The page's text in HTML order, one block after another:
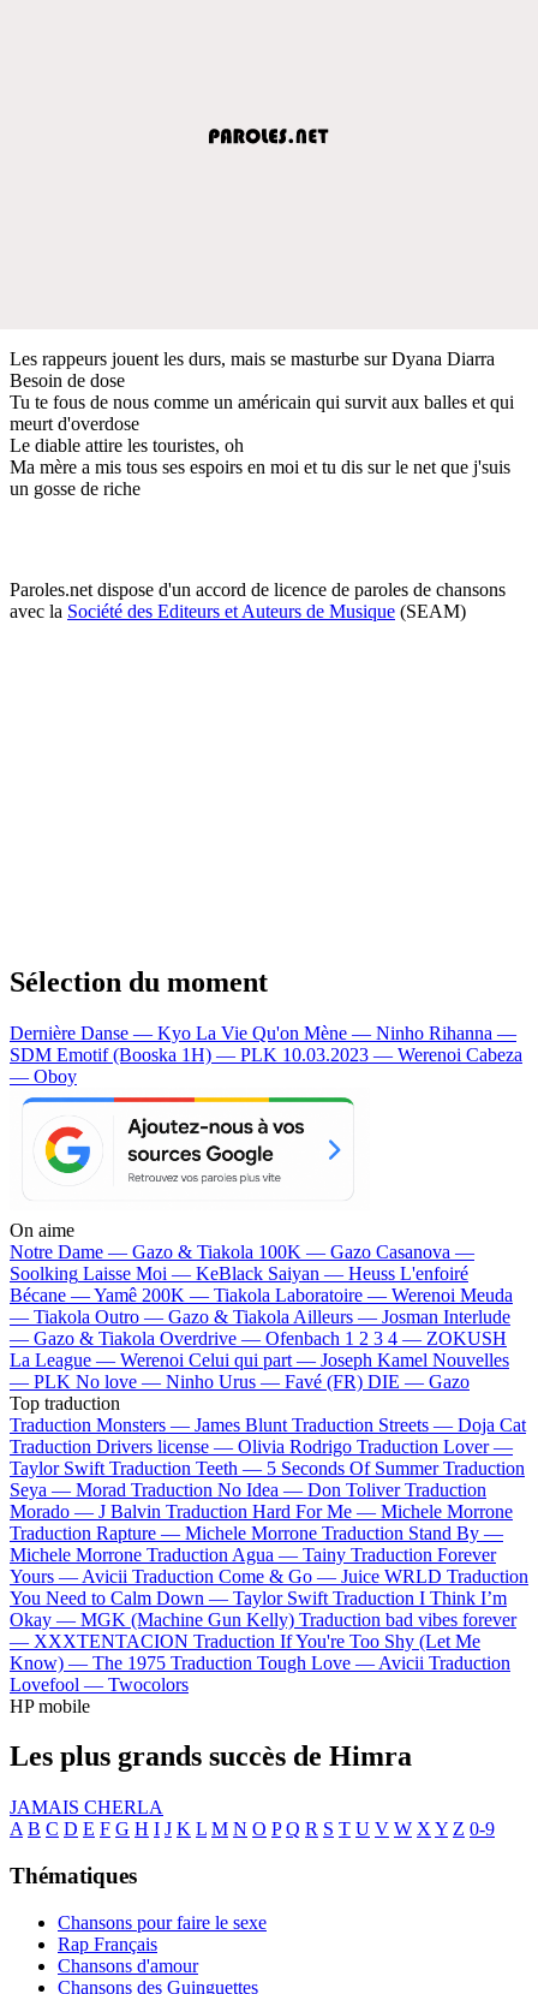
Les rappeurs jouent les durs, mais se masturbe sur Dyana Diarra
Besoin de dose
Tu te fous de nous comme un américain qui survit aux balles et qui
meurt d'overdose
Le diable attire les touristes, oh
Ma mère a mis tous ses espoirs en moi et tu dis sur le net que j'suis
un gosse de riche
Paroles.net dispose d'un accord de licence de paroles de chansons
avec la Société des Editeurs et Auteurs de Musique (SEAM)
Sélection du moment
Dernière Danse — Kyo La Vie Qu'on Mène — Ninho Rihanna —
SDM Emotif (Booska 1H) — PLK 10.03.2023 — Werenoi Cabeza
— Oboy
On aime
Notre Dame — Gazo & Tiakola 100K — Gazo Casanova —
Soolking Laisse Moi — KeBlack Saiyan — Heuss L'enfoiré
Bécane —Yamê 200K — Tiakola Laboratoire — Werenoi Meuda
— Tiakola Outro — Gazo & Tiakola Ailleurs — Josman Interlude
— Gazo & Tiakola Overdrive — Ofenbach 1 2 3 4 — ZOKUSH
La League — Werenoi Celui qui part — Joseph Kamel Nouvelles
— PLK No love — Ninho Urus — Favé (FR) DIE — Gazo
Top traduction
Traduction Monsters — James Blunt Traduction Streets — Doja Cat
Traduction Drivers license — Olivia Rodrigo Traduction Lover —
Taylor Swift Traduction Teeth — 5 Seconds Of Summer Traduction
Seya — Morad Traduction No Idea — Don Toliver Traduction
Morado — J Balvin Traduction Hard For Me — Michele Morrone
Traduction Rapture — Michele Morrone Traduction Stand By —
Michele Morrone Traduction Agua — Tainy Traduction Forever
Yours — Avicii Traduction Come & Go — Juice WRLD Traduction
You Need to Calm Down — Taylor Swift Traduction I Think I’m
Okay — MGK (Machine Gun Kelly) Traduction bad vibes forever
— XXXTENTACION Traduction If You're Too Shy (Let Me
Know) — The 1975 Traduction Tough Love — Avicii Traduction
Lovefool — Twocolors
HP mobile
Les plus grands succès de Himra
JAMAIS CHERLA
A B C D E F G H I J K L M N O P Q R S T U V W X Y Z 0-9
Thématiques
Chansons pour faire le sexe
Rap Français
Chansons d'amour
Chansons des Guinguettes